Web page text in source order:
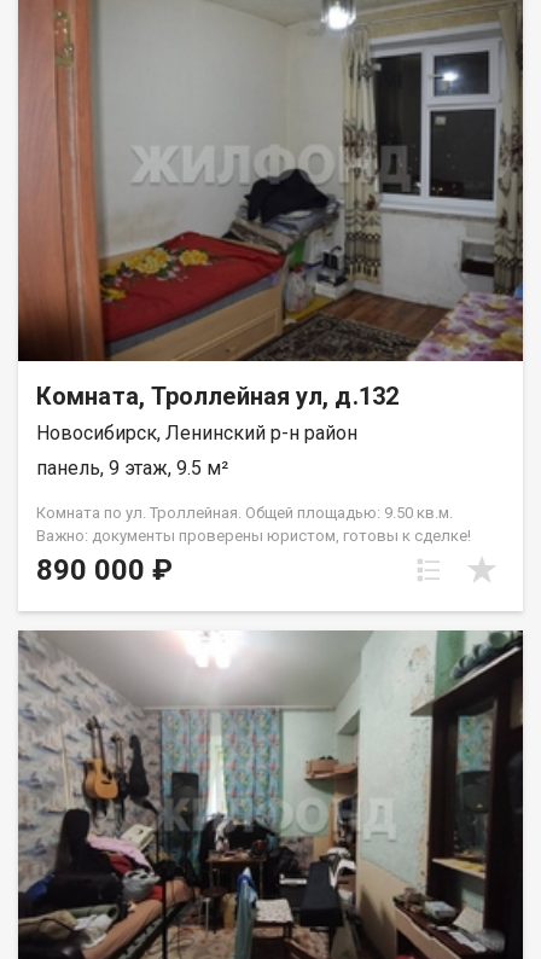
пляжа, спортивный клуб, остановка, хорошая транспортная
развязка, до МЕТРО 10-15 мин. Приглашаем на просмотр!!
Возможен обмен на вашу недвижимость. Возможна продажа
в рассрочку. При звонке, пожалуйста, сообщите номер
Комната, Троллейная ул, д.132
Новосибирск, Ленинский р-н район
панель, 9 этаж, 9.5 м²
Комната по ул. Троллейная. Общей площадью: 9.50 кв.м.
Важно: документы проверены юристом, готовы к сделке!
Предлагайте свою цену, готовы обсуждать! Продается
комната 9.5 кв.м, в четырёхкомнатной квартире. В хорошем
общего польлзования - в удовлетворительном состоянии.
Инфраструктура: в шаговой доступности детские сады,
школы, поликлиника. ТЦ Континент. Транспортная развязка: в
шаговой доступности остановки общественного транспорта.
Просмотр по договоренности. Рядом с объектом находятся:1
школа,3 детских сада,10 продуктовых магазинов,1
спортивное учреждение,1 лицей. Возможен обмен на вашу
недвижимость. Возможна продажа в рассрочку. При звонке,
пожалуйста, сообщите номер варианта - JV009054111723.
890 000 ₽